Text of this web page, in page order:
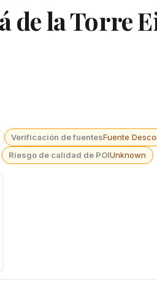
de la Torre
Verificación de fuentesFuente
Riesgo de calidad de POIUnknown